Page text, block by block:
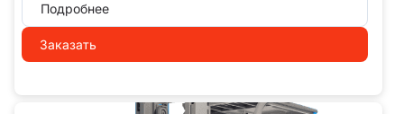
Подробнее
Заказать